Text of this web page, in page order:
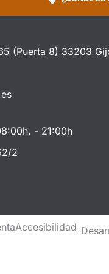
(Puerta 8) 33203
- 21:00h
2
Accesibilidad